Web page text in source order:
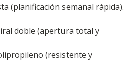
(planificación semanal rápida).
doble (apertura total y
(resistente y